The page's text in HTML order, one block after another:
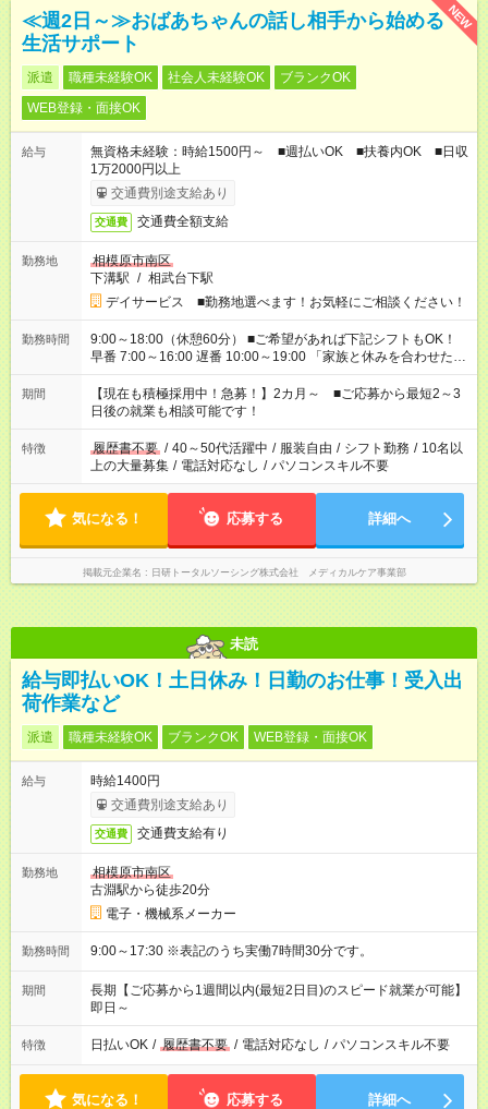
NEW
≪週2日～≫おばあちゃんの話し相手から始める
生活サポート
派遣 職種未経験OK 社会人未経験OK
ブランクOK
WEB登録・面接OK
給与
無資格未経験：時給1500円～ ■週払いOK ■扶養内OK ■日収
1万2000円以上
交通費別途支給あり
交通費 交通費全額支給
勤務地
相模原市南区
下溝駅 / 相武台下駅
デイサービス ■勤務地選べます！お気軽にご相談ください！
勤務時間
9:00～18:00（休憩60分） ■ご希望があれば下記シフトもOK！
早番 7:00～16:00 遅番 10:00～19:00 「家族と休みを合わせた
い」 「余裕を持って夕飯の準備がしたい」 「できれば残業はし
たくない」 など、ご希望を教えてくださいね。 ※Wワーク希望
の方へ 今ご覧のお仕事で希望する勤務時間と、もう1つのお仕事
の勤務時間。 合計で週40時間を超える場合は応募できません。
期間
【現在も積極採用中！急募！】2カ月～ ■ご応募から最短2～3
日後の就業も相談可能です！
特徴 履歴書不要 / 40～50代活躍中 / 服装自由 / シフト勤務 / 10名以
上の大量募集 / 電話対応なし / パソコンスキル不要
気になる！ 応募する 詳細へ
掲載元企業名 日研トータルソーシング株式会社 メディカルケア事業部
未読
給与即払いOK！土日休み！日勤のお仕事！受入出
荷作業など
派遣 職種未経験OK ブランクOK WEB登録・面接OK
給与
時給1400円
交通費別途支給あり
交通費 交通費支給有り
勤務地
相模原市南区
古淵駅から徒歩20分
電子・機械系メーカー
勤務時間 9:00～17:30 ※表記のうち実働7時間30分です。
期間
長期【ご応募から1週間以内(最短2日目)のスピード就業が可能】
即日～
特徴 日払いOK / 履歴書不要 / 電話対応なし / パソコンスキル不要
気になる！ 応募する 詳細へ